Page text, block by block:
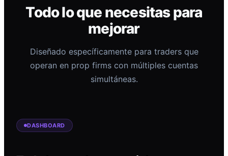
Todo lo que necesitas para
mejorar
Diseñado específicamente para traders que
operan en prop firms con múltiples cuentas
simultáneas.
DASHBOARD